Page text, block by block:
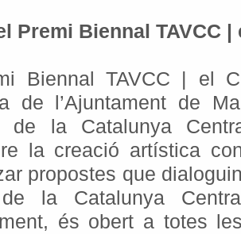
Premi Biennal TAVCC |
Biennal TAVCC | el
de l’Ajuntament de
de la Catalunya
la creació artística
propostes que
la Catalunya
és obert a totes